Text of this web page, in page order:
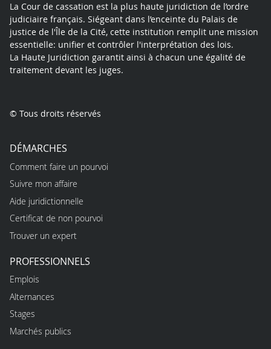
La Cour de cassation est la plus haute juridiction de l’ordre
judiciaire français. Siégeant dans l’enceinte du Palais de
justice de l'Île de la Cité, cette institution remplit une mission
essentielle: unifier et contrôler l'interprétation des lois.
La Haute Juridiction garantit ainsi à chacun une égalité de
traitement devant les juges.
© Tous droits réservés
DÉMARCHES
Comment faire un pourvoi
Suivre mon affaire
Aide juridictionnelle
Certificat de non pourvoi
Trouver un expert
PROFESSIONNELS
Emplois
Alternances
Stages
Marchés publics